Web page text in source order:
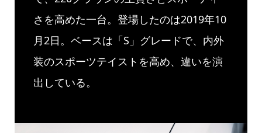
さを高めた一台。登場したのは2019年10
月2日。ベースは「S」グレードで、内外
装のスポーツテイストを高め、違いを演
出している。